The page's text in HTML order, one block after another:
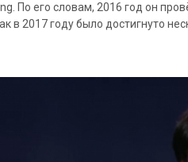
По его словам, 2016 год он
в 2017 году было достигнуто